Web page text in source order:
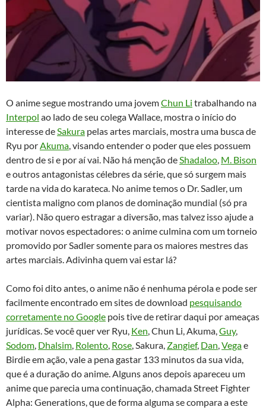
O anime segue mostrando uma jovemChun Li trabalhando na
Interpol ao lado de seu colega Wallace, mostra o início do
interesse deSakura pelas artes marciais, mostra uma busca de
Ryu porAkuma, visando entender o poder que eles possuem
dentro de si e por aí vai. Não há menção deShadaloo, M. Bison
e outros antagonistas célebres da série, que só surgem mais
tarde na vida do karateca. No anime temos o Dr. Sadler, um
cientista maligno com planos de dominação mundial (só pra
variar). Não quero estragar a diversão, mas talvez isso ajude a
motivar novos espectadores: o anime culmina com um torneio
promovido por Sadler somente para os maiores mestres das
artes marciais. Adivinha quem vai estar lá?
Como foi dito antes, o anime não é nenhuma pérola e pode ser
facilmente encontrado em sites de download pesquisando
corretamente no Google pois tive de retirar daqui por ameaças
jurídicas. Se você quer ver Ryu, Ken, Chun Li, Akuma,Guy,
Sodom, Dhalsim, Rolento, Rose, Sakura, Zangief, Dan,Vegae
Birdie em ação, vale a pena gastar 133 minutos da sua vida,
que é a duração do anime. Alguns anos depois apareceu um
anime que parecia uma continuação, chamada Street Fighter
Alpha: Generations, que de forma alguma se compara a este